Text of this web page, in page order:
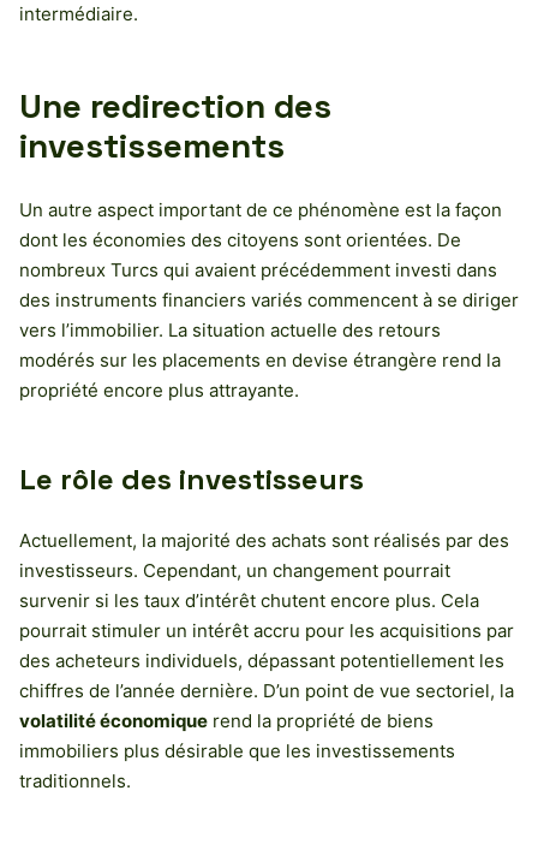
intermédiaire.
Une redirection des
investissements
Un autre aspect important de ce phénomène est la façon
dont les économies des citoyens sont orientées. De
nombreux Turcs qui avaient précédemment investi dans
des instruments financiers variés commencent à se diriger
vers l’immobilier. La situation actuelle des retours
modérés sur les placements en devise étrangère rend la
propriété encore plus attrayante.
Le rôle des investisseurs
Actuellement, la majorité des achats sont réalisés par des
investisseurs. Cependant, un changement pourrait
survenir si les taux d’intérêt chutent encore plus. Cela
pourrait stimuler un intérêt accru pour les acquisitions par
des acheteurs individuels, dépassant potentiellement les
chiffres de l’année dernière. D’un point de vue sectoriel, la
volatilité économique rend la propriété de biens
immobiliers plus désirable que les investissements
traditionnels.